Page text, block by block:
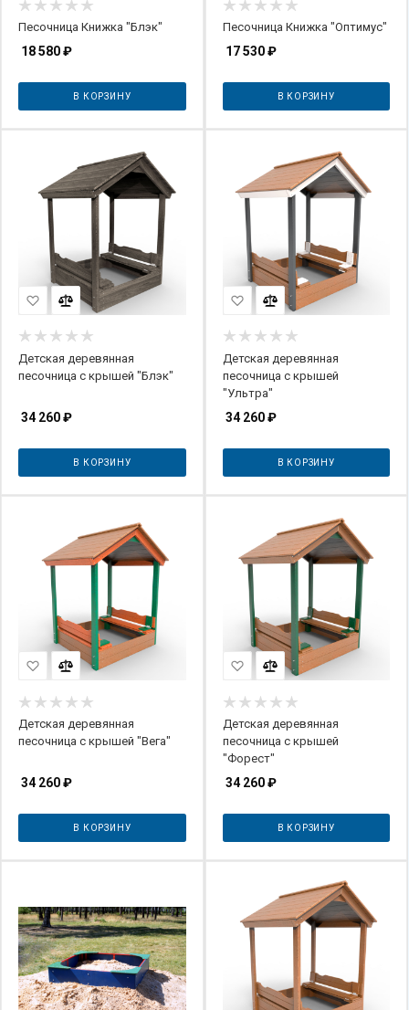
Песочница Книжка "Блэк"
18 580₽
В КОРЗИНУ
Песочница Книжка "Оптимус"
17 530₽
В КОРЗИНУ
Детская деревянная
песочница с крышей "Блэк"
34 260₽
В КОРЗИНУ
Детская деревянная
песочница с крышей
"Ультра"
34 260₽
В КОРЗИНУ
Детская деревянная
песочница с крышей "Вега"
34 260₽
В КОРЗИНУ
Детская деревянная
песочница с крышей
"Форест"
34 260₽
В КОРЗИНУ